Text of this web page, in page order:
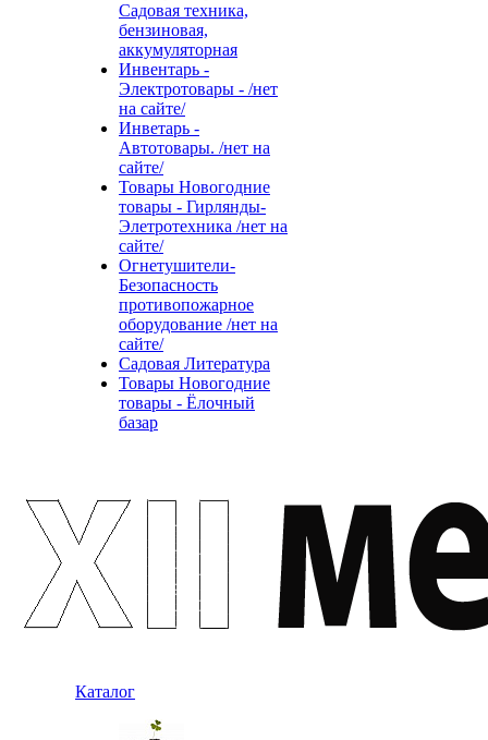
Садовая техника,
бензиновая,
аккумуляторная
Инвентарь -
Электротовары - /нет
на сайте/
Инветарь -
Автотовары. /нет на
сайте/
Товары Новогодние
товары - Гирлянды-
Элетротехника /нет на
сайте/
Огнетушители-
Безопасность
противопожарное
оборудование /нет на
сайте/
Садовая Литература
Товары Новогодние
товары - Ёлочный
базар
Каталог